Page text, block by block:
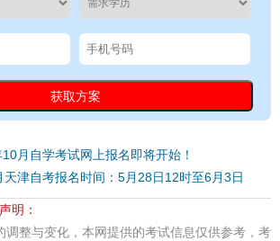
月自学考试网上报名即将开始！
津自考报名时间：5月28日12时至6月3日
明：
调整与变化，本网提供的考试信息仅供参考，考